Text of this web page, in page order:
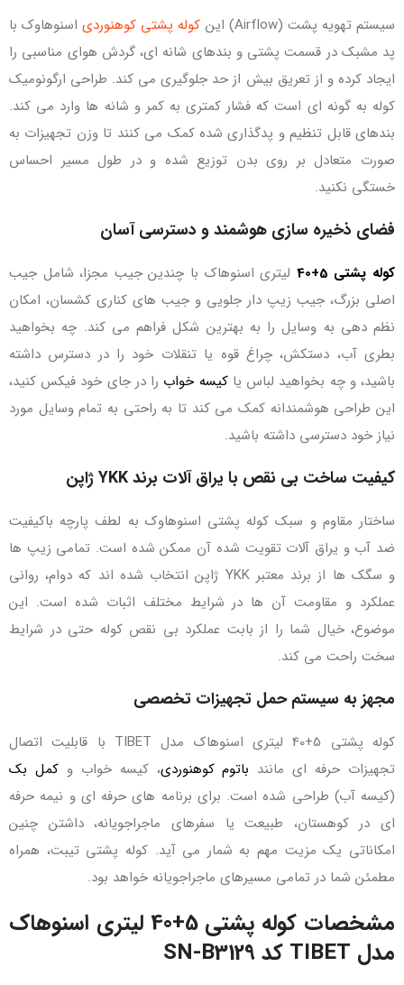
سیستم تهویه پشت (Airflow) این کوله‌ پشتی کوهنوردیاسنوهاوک با
پد مشبک در قسمت پشتی و بندهای شانه‌ ای، گردش هوای مناسبی را
ایجاد کرده و از تعریق بیش از حد جلوگیری می‌ کند. طراحی ارگونومیک
کوله به گونه‌ ای است که فشار کمتری به کمر و شانه‌ ها وارد می‌ کند.
بندهای قابل تنظیم و پدگذاری‌ شده کمک می‌ کنند تا وزن تجهیزات به‌
صورت متعادل بر روی بدن توزیع شده و در طول مسیر احساس
خستگی نکنید.
فضای ذخیره‌ سازی هوشمند و دسترسی آسان
کوله پشتی 5+40
لیتری اسنوهاک با چندین جیب مجزا، شامل جیب
اصلی بزرگ، جیب زیپ‌ دار جلویی و جیب‌ های کناری کشسان، امکان
نظم‌ دهی به وسایل را به بهترین شکل فراهم می‌ کند. چه بخواهید
بطری آب، دستکش، چراغ‌ قوه یا تنقلات خود را در دسترس داشته
باشید، و چه بخواهید لباس یاکیسه خواب را در جای خود فیکس کنید،
این طراحی هوشمندانه کمک می‌ کند تا به‌ راحتی به تمام وسایل مورد
نیاز خود دسترسی داشته باشید.
کیفیت ساخت بی‌ نقص با یراق‌ آلات برند YKK ژاپن
ساختار مقاوم و سبک کوله‌ پشتی اسنوهاوک به لطف پارچه باکیفیت
ضد آب و یراق‌ آلات تقویت‌ شده آن ممکن شده است. تمامی زیپ‌ ها
و سگک‌ ها از برند معتبر YKK ژاپن انتخاب شده‌ اند که دوام، روانی
عملکرد و مقاومت آن‌ ها در شرایط مختلف اثبات‌ شده است. این
موضوع، خیال شما را از بابت عملکرد بی‌ نقص کوله حتی در شرایط
سخت راحت می‌ کند.
مجهز به سیستم حمل تجهیزات تخصصی
کوله پشتی 5+40 لیتری اسنوهاک مدل TIBET با قابلیت اتصال
تجهیزات حرفه‌ ای مانند باتوم کوهنوردی، کیسه‌ خواب وکمل‌ بک
(کیسه آب) طراحی شده است. برای برنامه‌ های حرفه‌ ای و نیمه‌ حرفه‌
ای در کوهستان، طبیعت یا سفرهای ماجراجویانه، داشتن چنین
امکاناتی یک مزیت مهم به شمار می‌ آید. کوله‌ پشتی تیبت، همراه
مطمئن شما در تمامی مسیرهای ماجراجویانه خواهد بود.
مشخصات کوله پشتی 5+40 لیتری اسنوهاک
مدل TIBET کد SN-B3129